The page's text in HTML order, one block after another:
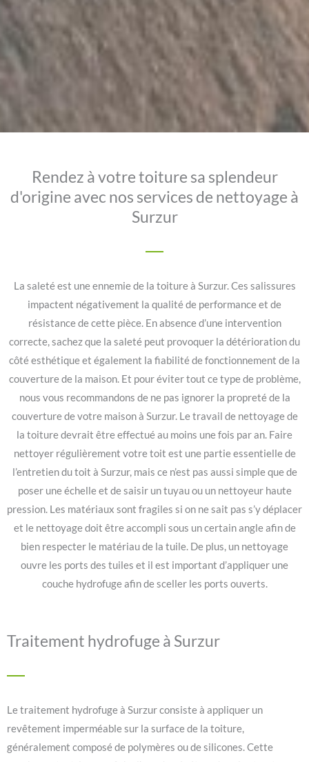
Rendez à votre toiture sa splendeur
d'origine avec nos services de nettoyage à
Surzur
La saleté est une ennemie de la toiture à Surzur. Ces salissures
impactent négativement la qualité de performance et de
résistance de cette pièce. En absence d’une intervention
correcte, sachez que la saleté peut provoquer la détérioration du
côté esthétique et également la fiabilité de fonctionnement de la
couverture de la maison. Et pour éviter tout ce type de problème,
nous vous recommandons de ne pas ignorer la propreté de la
couverture de votre maison à Surzur. Le travail de nettoyage de
la toiture devrait être effectué au moins une fois par an. Faire
nettoyer régulièrement votre toit est une partie essentielle de
l’entretien du toit à Surzur, mais ce n’est pas aussi simple que de
poser une échelle et de saisir un tuyau ou un nettoyeur haute
pression. Les matériaux sont fragiles si on ne sait pas s’y déplacer
et le nettoyage doit être accompli sous un certain angle afin de
bien respecter le matériau de la tuile. De plus, un nettoyage
ouvre les ports des tuiles et il est important d’appliquer une
couche hydrofuge afin de sceller les ports ouverts.
Traitement hydrofuge à Surzur
Le traitement hydrofuge à Surzur consiste à appliquer un
revêtement imperméable sur la surface de la toiture,
généralement composé de polymères ou de silicones. Cette